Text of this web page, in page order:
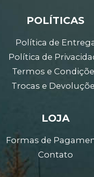
POLÍTICAS
Política de
Política de
Termos e
Trocas e
LOJA
Formas de
Contato